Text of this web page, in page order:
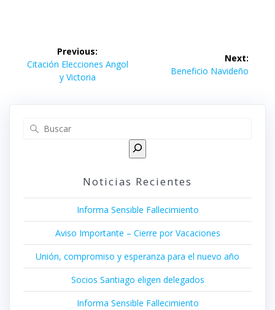
Previous:
Citación Elecciones Angol
y Victoria
Next:
Beneficio Navideño
Noticias Recientes
Informa Sensible Fallecimiento
Aviso Importante – Cierre por Vacaciones
Unión, compromiso y esperanza para el nuevo año
Socios Santiago eligen delegados
Informa Sensible Fallecimiento